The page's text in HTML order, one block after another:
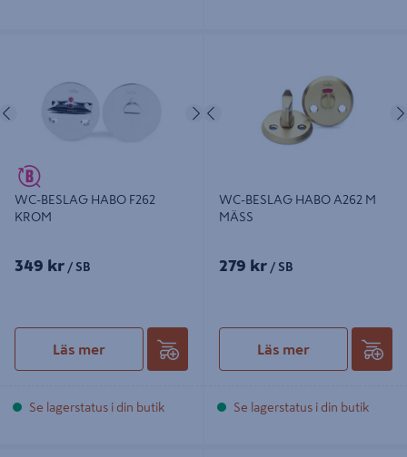
Föregående Nästa
WC-BESLAG HABO F262
KROM
349 kr / SB
Läs mer
Se lagerstatus i din butik
Föregående
WC-BESLAG HABO A262 M
MÄSS
279 kr / SB
Läs mer
Se lagerstatus i din butik